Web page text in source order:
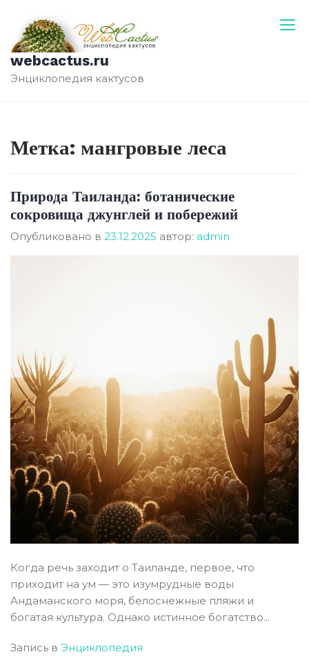
содержимому
webcactus.ru
Энциклопедия кактусов
Метка: мангровые леса
Природа Таиланда: ботанические
сокровища джунглей и побережий
Опубликовано в 23.12.2025 автор: admin
Когда речь заходит о Таиланде, первое, что
приходит на ум — это изумрудные воды
Андаманского моря, белоснежные пляжи и
богатая культура. Однако истинное богатство...
Запись в Энциклопедия